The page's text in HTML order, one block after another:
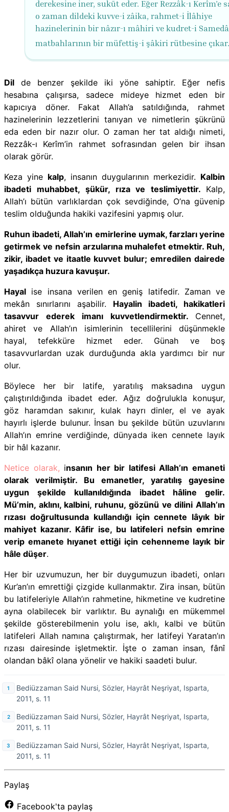
derekesine iner, sukūt eder. Eğer Rezzâk-ı Kerîm’e
o zaman dildeki kuvve-i zâika, rahmet-i İlâhiye
hazinelerinin bir nâzır-ı mâhiri ve kudret-i
matbahlarının bir müfettiş-i şâkiri rütbesine çıkar.
Dil de benzer şekilde iki yöne sahiptir. Eğer nefis
hesabına çalışırsa, sadece mideye hizmet eden bir
kapıcıya döner. Fakat Allah’a satıldığında, rahmet
hazinelerinin lezzetlerini tanıyan ve nimetlerin şükrünü
eda eden bir nazır olur. O zaman her tat aldığı nimeti,
Rezzâk-ı Kerîm’in rahmet sofrasından gelen bir ihsan
olarak görür.
Keza yine kalp, insanın duygularının merkezidir. Kalbin
ibadeti muhabbet, şükür, rıza ve teslimiyettir. Kalp,
Allah’ı bütün varlıklardan çok sevdiğinde, O’na güvenip
teslim olduğunda hakiki vazifesini yapmış olur.
Ruhun ibadeti, Allah’ın emirlerine uymak, farzları yerine
getirmek ve nefsin arzularına muhalefet etmektir. Ruh,
zikir, ibadet ve itaatle kuvvet bulur; emredilen dairede
yaşadıkça huzura kavuşur.
Hayal ise insana verilen en geniş latifedir. Zaman ve
mekân sınırlarını aşabilir. Hayalin ibadeti, hakikatleri
tasavvur ederek imanı kuvvetlendirmektir. Cennet,
ahiret ve Allah’ın isimlerinin tecellilerini düşünmekle
hayal, tefekküre hizmet eder. Günah ve boş
tasavvurlardan uzak durduğunda akla yardımcı bir nur
olur.
Böylece her bir latife, yaratılış maksadına uygun
çalıştırıldığında ibadet eder. Ağız doğrulukla konuşur,
göz haramdan sakınır, kulak hayrı dinler, el ve ayak
hayırlı işlerde bulunur. İnsan bu şekilde bütün uzuvlarını
Allah’ın emrine verdiğinde, dünyada iken cennete layık
bir hâl kazanır.
Netice olarak, insanın her bir latifesi Allah’ın emaneti
olarak verilmiştir. Bu emanetler, yaratılış gayesine
uygun şekilde kullanıldığında ibadet hâline gelir.
Mü’min, aklını, kalbini, ruhunu, gözünü ve dilini Allah’ın
rızası doğrultusunda kullandığı için cennete lâyık bir
mahiyet kazanır. Kâfir ise, bu latifeleri nefsin emrine
verip emanete hıyanet ettiği için cehenneme layık bir
hâle düşer.
Her bir uzvumuzun, her bir duygumuzun ibadeti, onları
Kur’an’ın emrettiği çizgide kullanmaktır. Zira insan, bütün
bu latifeleriyle Allah’ın rahmetine, hikmetine ve kudretine
ayna olabilecek bir varlıktır. Bu aynalığı en mükemmel
şekilde gösterebilmenin yolu ise, aklı, kalbi ve bütün
latifeleri Allah namına çalıştırmak, her latifeyi Yaratan’ın
rızası dairesinde işletmektir. İşte o zaman insan, fânî
olandan bâkî olana yönelir ve hakiki saadeti bulur.
Bediüzzaman Said Nursi, Sözler, Hayrât Neşriyat, Isparta,
2011, s. 11
Bediüzzaman Said Nursi, Sözler, Hayrât Neşriyat, Isparta,
2011, s. 11
Bediüzzaman Said Nursi, Sözler, Hayrât Neşriyat, Isparta,
2011, s. 11
Paylaş
Facebook'ta paylaş